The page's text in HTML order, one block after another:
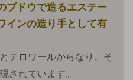
ブドウで造るエステー
インの造り手として有
テロワールからなり、そ
されています。